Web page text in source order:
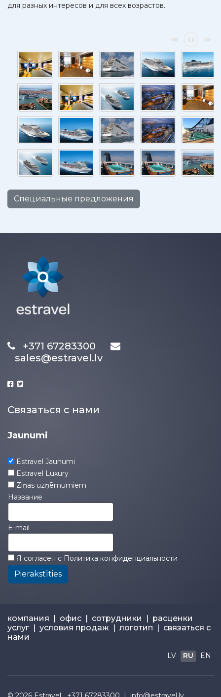
для разных интересов и для всех возрастов.
Специальные предложения
+371 67283300
sales@estravel.lv
Связаться с нами
Jaunumi
Estravel Jaunumi
Estravel Luxury
Ziņas uzņēmumiem
Название
E-mail
Я согласен с Политика конфиденциальности
Pierakstīties
компания | офис | сотрудники | расценки
услуг| условия продаж | логотип | связаться с
нами
LV RU EN